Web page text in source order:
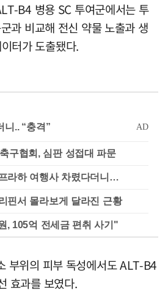
B4 병용 SC 투여군에서는 투
과 비교해 전신 약물 노출과 생
터가 도출됐다.
구협회, 심판 성접대 파문
라하 여행사 차렸다더니…
핀서 몰라보게 달라진 근황
, 105억 전세금 편취 사기"
부위의 피부 독성에서도 ALT-B4
효과를 보였다.